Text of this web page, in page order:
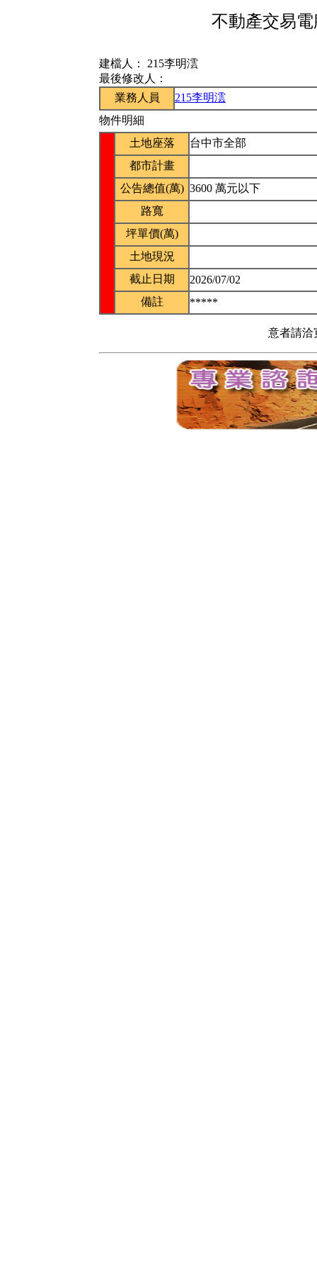
不動產交易
建檔人： 215李明澐
最後修改人：
業務人員
215李明澐
物件明細
土地座落
台中市全部
都市計畫
公告總值(萬) 3600 萬元以下
路寬
坪單價(萬)
土地現況
截止日期
2026/07/02
備註
*****
意者請洽